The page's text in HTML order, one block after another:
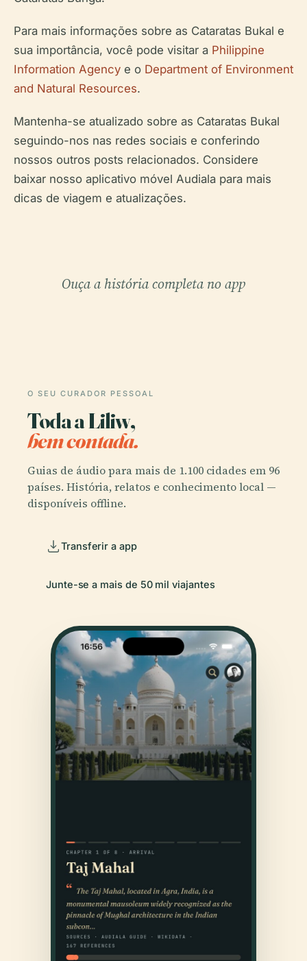
Para mais informações sobre as Cataratas Bukal e
sua importância, você pode visitar a Philippine
Information Agency e o Department of Environment
and Natural Resources.
Mantenha-se atualizado sobre as Cataratas Bukal
seguindo-nos nas redes sociais e conferindo
nossos outros posts relacionados. Considere
baixar nosso aplicativo móvel Audiala para mais
dicas de viagem e atualizações.
Ouça a história completa no app
O SEU CURADOR PESSOAL
Toda a Liliw,
bem contada.
Guias de áudio para mais de 1.100 cidades em 96
países. História, relatos e conhecimento local —
disponíveis offline.
Transferir a app
Junte-se a mais de 50 mil viajantes